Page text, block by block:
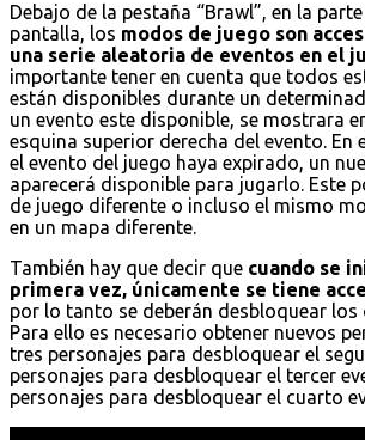
Debajo de la pestaña “Brawl”, en la
pantalla, los modos de juego son
una serie aleatoria de eventos en el
importante tener en cuenta que todos
están disponibles durante un
un evento este disponible, se mostrara
esquina superior derecha del evento. En
el evento del juego haya expirado, un
aparecerá disponible para jugarlo. Este
de juego diferente o incluso el mismo
en un mapa diferente.
También hay que decir que cuando se
primera vez, únicamente se tiene
por lo tanto se deberán desbloquear los
Para ello es necesario obtener nuevos
tres personajes para desbloquear el
personajes para desbloquear el tercer
personajes para desbloquear el cuarto